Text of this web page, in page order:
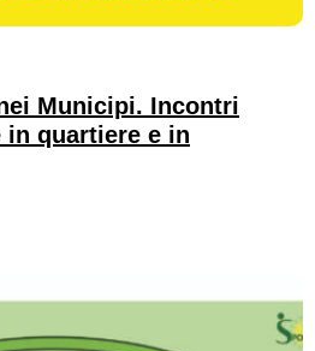
Municipi. Incontri
in quartiere e in